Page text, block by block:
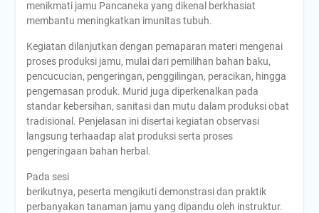
menikmati jamu Pancaneka yang dikenal berkhasiat
membantu meningkatkan imunitas tubuh.
Kegiatan dilanjutkan dengan pemaparan materi mengenai
proses produksi jamu, mulai dari pemilihan bahan baku,
pencucucian, pengeringan, penggilingan, peracikan, hingga
pengemasan produk. Murid juga diperkenalkan pada
standar kebersihan, sanitasi dan mutu dalam produksi obat
tradisional. Penjelasan ini disertai kegiatan observasi
langsung terhaadap alat produksi serta proses
pengeringaan bahan herbal.
Pada sesi
berikutnya, peserta mengikuti demonstrasi dan praktik
perbanyakan tanaman jamu yang dipandu oleh instruktur.